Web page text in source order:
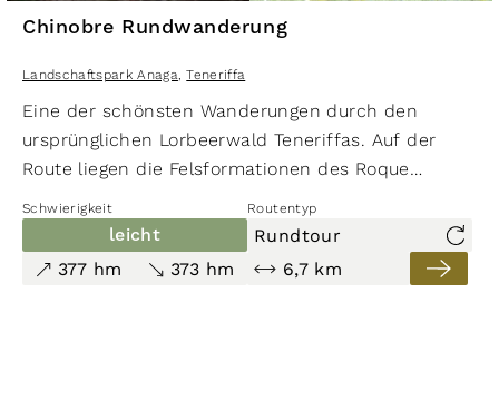
Chinobre Rundwanderung
Landschaftspark Anaga, Teneriffa
Eine der schönsten Wanderungen durch den
ursprünglichen Lorbeerwald Tene­riffas. Auf der
Route liegen die Felsformationen des Roque
Chinobre und Roque de Anambro. Vom
Aussichtspunkt Cabezo del Tejo bietet sich ein
atemberaubender Blick auf die steile Nordküste
des Anaga-Gebirges.
Schwierigkeit Routentyp
leicht
Rundtour
377 hm
373 hm 6,7 km